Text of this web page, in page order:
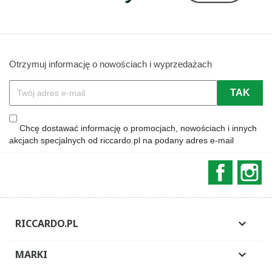
Otrzymuj informację o nowościach i wyprzedażach
Chcę dostawać informację o promocjach, nowościach i innych
akcjach specjalnych od riccardo.pl na podany adres e-mail
RICCARDO.PL 
MARKI 